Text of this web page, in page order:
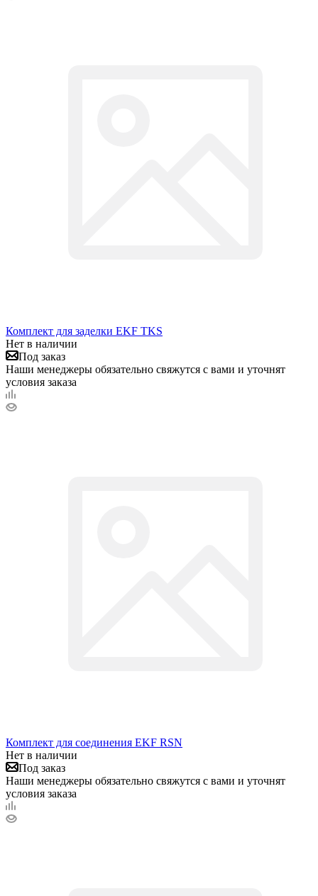
Комплект для заделки EKF TKS
Нет в наличии
Под заказ
Наши менеджеры обязательно свяжутся с вами и уточнят
условия заказа
Комплект для соединения EKF RSN
Нет в наличии
Под заказ
Наши менеджеры обязательно свяжутся с вами и уточнят
условия заказа